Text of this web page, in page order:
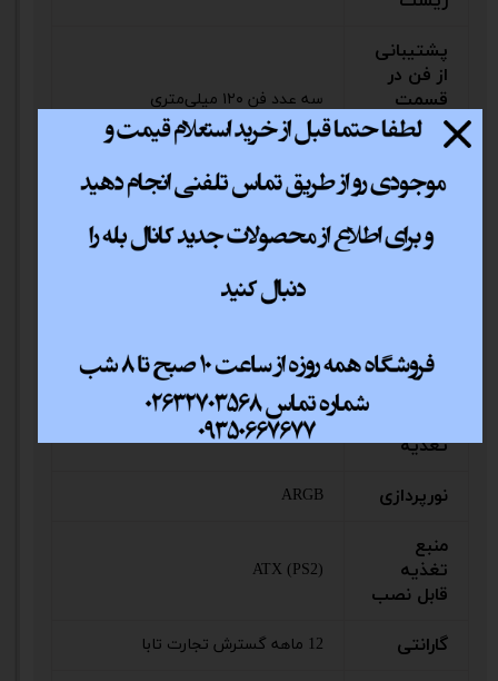
پشتیبانی
از فن در
قسمت
پایین
کیس
سه عدد فن ۱۲۰ میلی‌متری
پشتیبانی
از فن در
قسمت
سه عدد فن ۱۲۰ میلی‌متری یا سه عدد
فن ۱۴۰ میلی‌متری
تغذیه
پایین
نور‌پردازی ARGB
منبع
تغذیه
قابل نصب
ATX (PS2)
گارانتی 12 ماهه گسترش تجارت تابا